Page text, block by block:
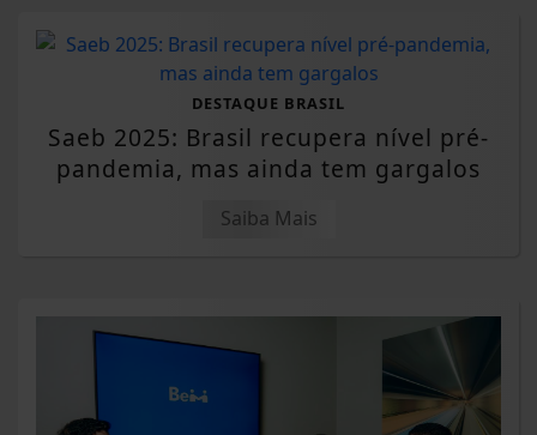
DESTAQUE BRASIL
Saeb 2025: Brasil recupera nível pré-
pandemia, mas ainda tem gargalos
Saiba Mais